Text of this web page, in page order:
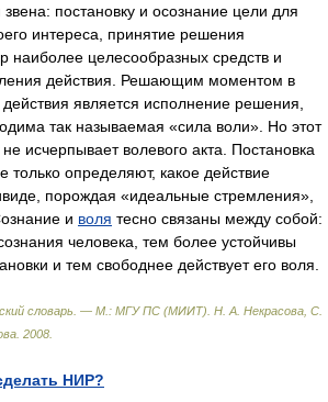
постановку и осознание цели для
интереса, принятие решения
наиболее целесообразных средств и
действия. Решающим моментом в
является исполнение решения,
так называемая «сила воли». Но этот
исчерпывает волевого акта. Постановка
только определяют, какое действие
порождая «идеальные стремления»,
и воля тесно связаны между собой:
человека, тем более устойчивы
и тем свободнее действует его воля.
словарь. — М.: МГУ ПС (МИИТ) Н. А. Некрасова, С.
2008
НИР?